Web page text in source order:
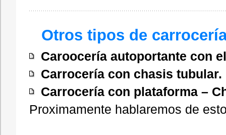
Otros tipos de
Caroocería autoportante con
Carrocería con chasis tubular.
Carrocería con plataforma –
Proximamente hablaremos de